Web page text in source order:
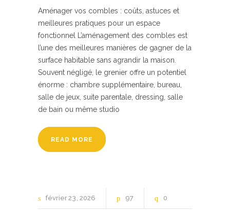
Aménager vos combles : coûts, astuces et
meilleures pratiques pour un espace
fonctionnel L’aménagement des combles est
l’une des meilleures manières de gagner de la
surface habitable sans agrandir la maison.
Souvent négligé, le grenier offre un potentiel
énorme : chambre supplémentaire, bureau,
salle de jeux, suite parentale, dressing, salle
de bain ou même studio
READ MORE
février23 2026 97 0